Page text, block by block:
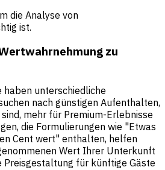
die Analyse von
ist.
zu
haben unterschiedliche
nach günstigen Aufenthalten,
mehr für Premium-Erlebnisse
die Formulierungen wie "Etwas
Cent wert" enthalten, helfen
Wert Ihrer Unterkunft
Preisgestaltung für künftige Gäste